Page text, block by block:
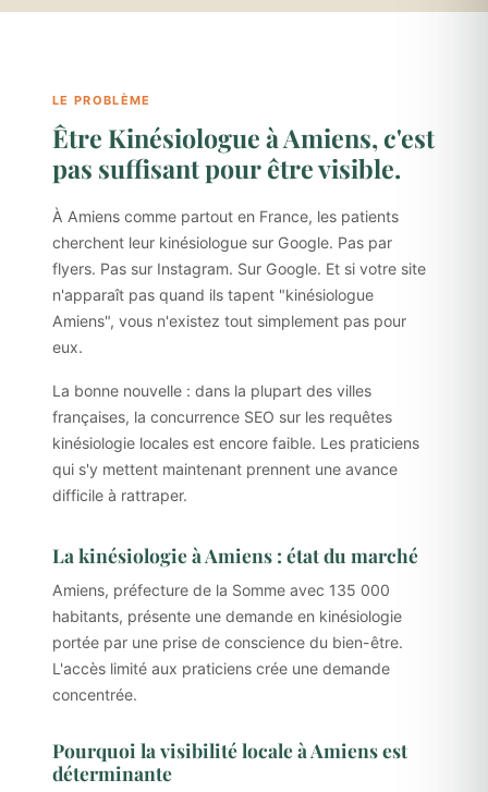
LE PROBLÈME
Être Kinésiologue à Amiens, c'est
pas suffisant pour être visible.
À Amiens comme partout en France, les patients
cherchent leur kinésiologue sur Google. Pas par
flyers. Pas sur Instagram. Sur Google. Et si votre site
n'apparaît pas quand ils tapent "kinésiologue
Amiens", vous n'existez tout simplement pas pour
eux.
La bonne nouvelle : dans la plupart des villes
françaises, la concurrence SEO sur les requêtes
kinésiologie locales est encore faible. Les praticiens
qui s'y mettent maintenant prennent une avance
difficile à rattraper.
La kinésiologie à Amiens : état du marché
Amiens, préfecture de la Somme avec 135 000
habitants, présente une demande en kinésiologie
portée par une prise de conscience du bien-être.
L'accès limité aux praticiens crée une demande
concentrée.
Pourquoi la visibilité locale à Amiens est
déterminante